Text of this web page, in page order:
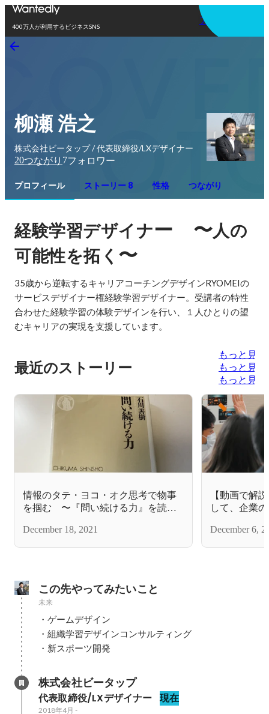
400万人が利用するビジネスSNS
アプリを使う
柳瀬 浩之
株式会社ビータップ / 代表取締役/LXデザイナー
20つながり 7フォロワー
プロフィール ストーリー 8 性格 つながり
経験学習デザイナー　〜人の
可能性を拓く 〜
35歳から逆転するキャリアコーチングデザインRYOMEIの
サービスデザイナー権経験学習デザイナー。受講者の特性
合わせた経験学習の体験デザインを行い、１人ひとりの望
むキャリアの実現を支援しています。
最近のストーリー
もっと見る
もっと見る
もっと見る
情報のタテ・ヨコ・オク思考で物事
を掴む 〜『問い続ける力』を読ん
December 18, 2021
【動画で解
して、企業
December 6,
この先やってみたいこと
未来
・ゲームデザイン
・組織学習デザインコンサルティング
・新スポーツ開発
株式会社ビータップ
代表取締役/LXデザイナー 現在
2018年4月 -